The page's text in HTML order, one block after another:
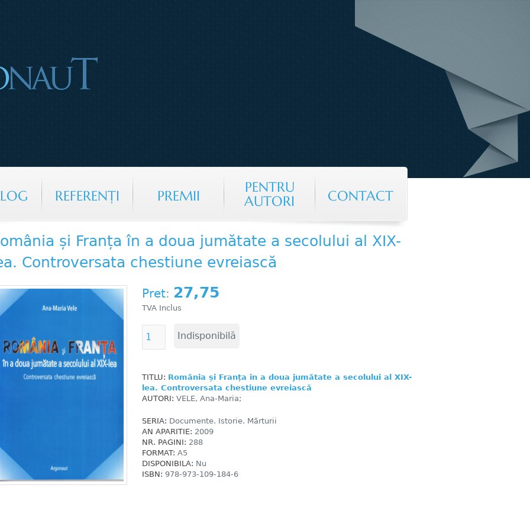
Jump to navigation
REFERENŢI PREMII
PENTRU
AUTORI
CONTACT
și Franța în a doua jumătate a secolului al XIX-
Controversata chestiune evreiască
Pret: 27,75
TVA Inclus
TITLU: România și Franța în a doua jumătate a secolului al XIX-
lea. Controversata chestiune evreiască
AUTORI: VELE, Ana-Maria;
SERIA: Documente. Istorie. Mărturii
AN APARITIE: 2009
NR. PAGINI: 288
FORMAT: A5
DISPONIBILA: Nu
ISBN: 978-973-109-184-6